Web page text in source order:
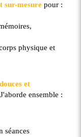
sur-mesure pour :
physique et
et
J'aborde ensemble :
séances